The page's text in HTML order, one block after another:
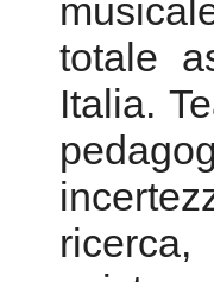
totale
Italia.